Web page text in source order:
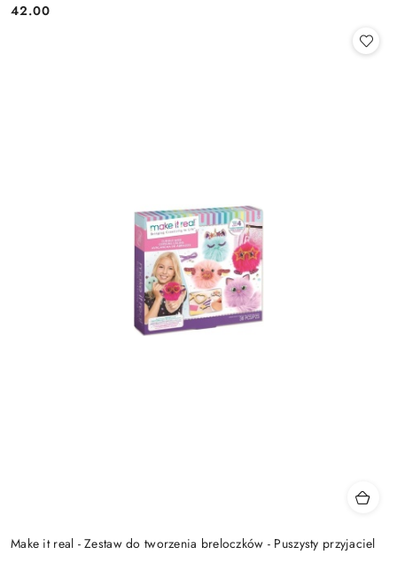
Cena:
42.00
Make it real - Zestaw do tworzenia breloczków - Puszysty przyjaciel